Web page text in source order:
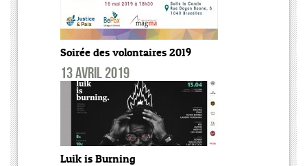
Soirée des volontaires 2019
13 avril 2019
Luik is Burning